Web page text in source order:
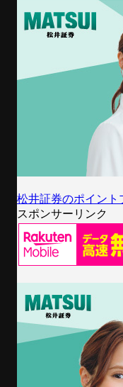
松井証券のポイント
スポンサーリンク